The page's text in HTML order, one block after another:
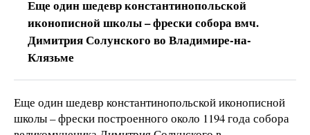
Еще один шедевр константинопольской
иконописной школы – фрески собора вмч.
Димитрия Солунского во Владимире-на-
Клязьме
Еще один шедевр константинопольской иконописной
школы – фрески построенного около 1194 года собора